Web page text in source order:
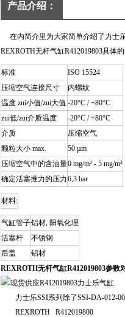
产品介绍：
在内简介里为大家简单介绍了力士
REXROTH无杆气缸R412019803具体的
标准
ISO 15524
压缩空气连接尺寸
内螺纹
温度 zui小值/zui大值 -20°C / +80°C
zui低/zui介质温度
-20°C / +80°C
介质
压缩空气
颗粒大小 max.
50 µm
压缩空气中的含油量0 mg/m³ - 5 mg/m³
确定活塞推力的压力6,3 bar
材料:
气缸管子铝材, 阳氧化理
活塞杆
不锈钢
后盖
铝材
REXROTH无杆气缸R412019803参数
力士乐SSI系列除了SSI-DA-012-
REXROTH R412019800